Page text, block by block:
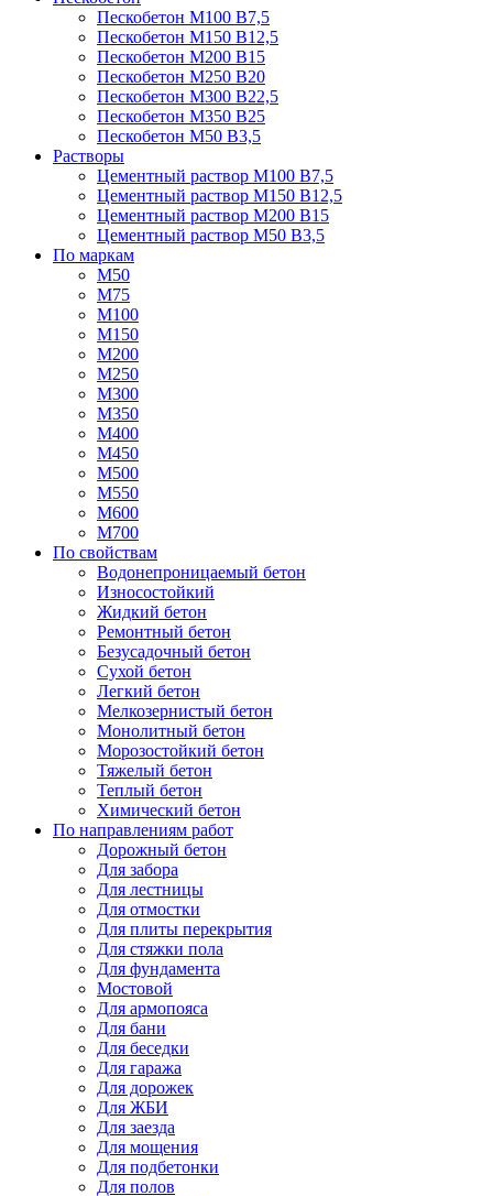
Пескобетон М100 В7,5
Пескобетон М150 В12,5
Пескобетон М200 В15
Пескобетон М250 В20
Пескобетон М300 В22,5
Пескобетон М350 В25
Пескобетон М50 В3,5
Растворы
Цементный раствор М100 В7,5
Цементный раствор М150 В12,5
Цементный раствор М200 В15
Цементный раствор М50 В3,5
По маркам
М50
М75
М100
М150
М200
М250
М300
М350
М400
М450
М500
М550
М600
М700
По свойствам
Водонепроницаемый бетон
Износостойкий
Жидкий бетон
Ремонтный бетон
Безусадочный бетон
Сухой бетон
Легкий бетон
Мелкозернистый бетон
Монолитный бетон
Морозостойкий бетон
Тяжелый бетон
Теплый бетон
Химический бетон
По направлениям работ
Дорожный бетон
Для забора
Для лестницы
Для отмостки
Для плиты перекрытия
Для стяжки пола
Для фундамента
Мостовой
Для армопояса
Для бани
Для беседки
Для гаража
Для дорожек
Для ЖБИ
Для заезда
Для мощения
Для подбетонки
Для полов